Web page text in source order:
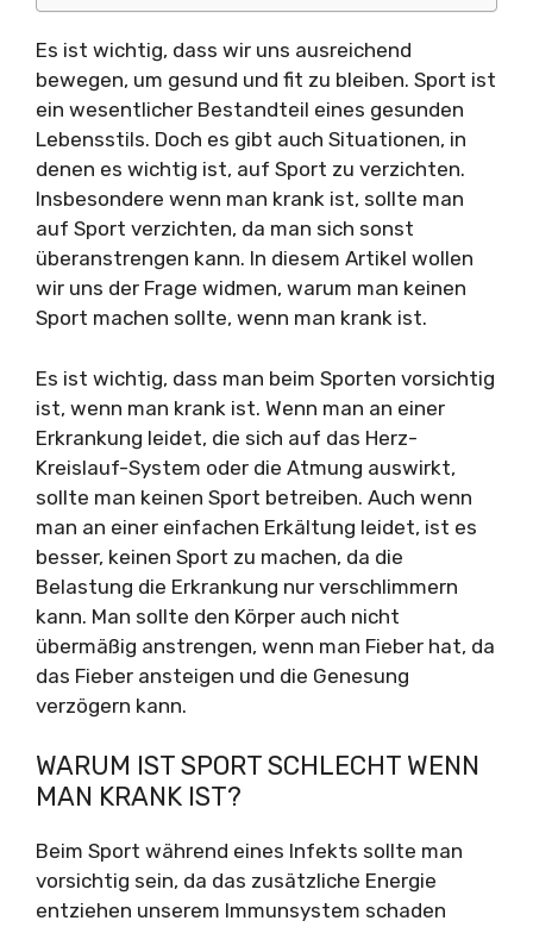
Es ist wichtig, dass wir uns ausreichend
bewegen, um gesund und fit zu bleiben. Sport ist
ein wesentlicher Bestandteil eines gesunden
Lebensstils. Doch es gibt auch Situationen, in
denen es wichtig ist, auf Sport zu verzichten.
Insbesondere wenn man krank ist, sollte man
auf Sport verzichten, da man sich sonst
überanstrengen kann. In diesem Artikel wollen
wir uns der Frage widmen, warum man keinen
Sport machen sollte, wenn man krank ist.
Es ist wichtig, dass man beim Sporten vorsichtig
ist, wenn man krank ist. Wenn man an einer
Erkrankung leidet, die sich auf das Herz-
Kreislauf-System oder die Atmung auswirkt,
sollte man keinen Sport betreiben. Auch wenn
man an einer einfachen Erkältung leidet, ist es
besser, keinen Sport zu machen, da die
Belastung die Erkrankung nur verschlimmern
kann. Man sollte den Körper auch nicht
übermäßig anstrengen, wenn man Fieber hat, da
das Fieber ansteigen und die Genesung
verzögern kann.
WARUM IST SPORT SCHLECHT WENN
MAN KRANK IST?
Beim Sport während eines Infekts sollte man
vorsichtig sein, da das zusätzliche Energie
entziehen unserem Immunsystem schaden